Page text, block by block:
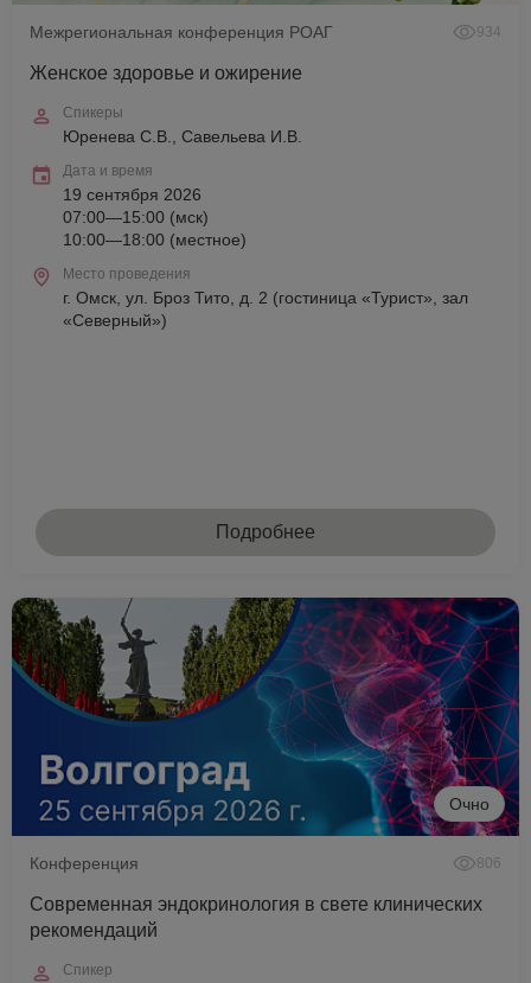
Межрегиональная конференция РОАГ 934
Женское здоровье и ожирение
Спикеры
Юренева С.В., Савельева И.В.
Дата и время
19 сентября 2026
07:00—15:00 (мск)
10:00—18:00 (местное)
Место проведения
г. Омск, ул. Броз Тито, д. 2 (гостиница «Турист», зал
«Северный»)
Подробнее
Очно
Конференция 806
Современная эндокринология в свете клинических
рекомендаций
Спикер